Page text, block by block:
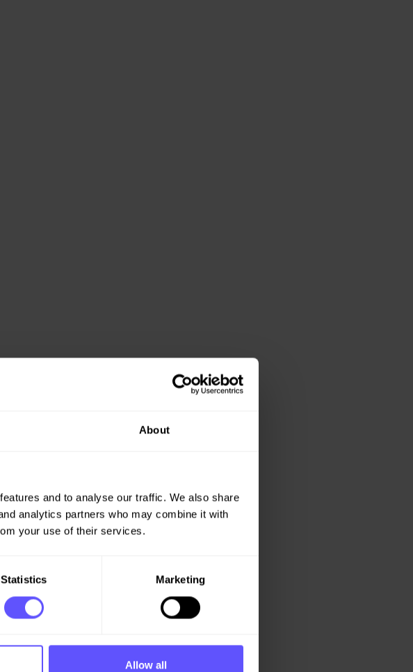
About
and to analyse our traffic. We also share
analytics partners who may combine it with
your use of their services.
Statistics Marketing
Allow all